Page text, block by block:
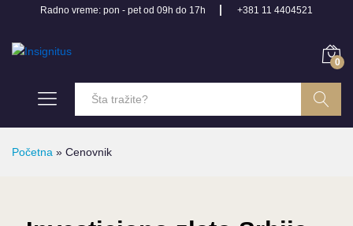
Radno vreme: pon - pet od 09h do 17h +381 11 4404521
0
Početna » Cenovnik